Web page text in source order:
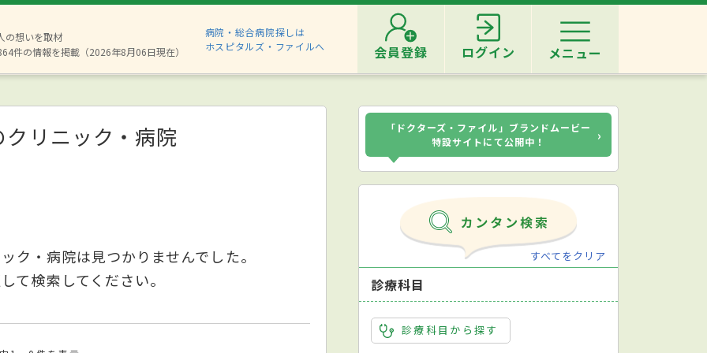
の想いを取材
件の情報を掲載（2026年8月06日現在）
病院・総合病院探しは
ホスピタルズ・ファイルへ
会員登録 ログイン メニュー
クリニック・病院
ク・病院は見つかりませんでした。
て検索してください。
「ドクターズ・ファイル」ブランドムービー
特設サイトにて公開中！
›
すべてをクリア
診療科目
診療科目から探す